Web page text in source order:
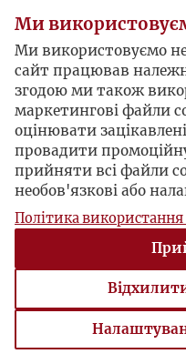
Ми
Ми використовуємо
сайт працював
згодою ми також
маркетингові файли
оцінювати
провадити
прийняти всі файли
необов'язкові або
Політика
Налаштування файлів